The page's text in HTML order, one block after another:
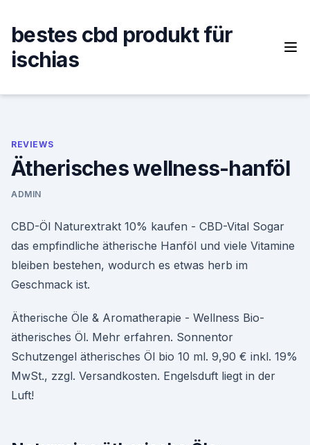
content
bestes cbd produkt für
ischias
REVIEWS
Ätherisches wellness-hanföl
ADMIN
CBD-Öl Naturextrakt 10% kaufen - CBD-Vital Sogar
das empfindliche ätherische Hanföl und viele Vitamine
bleiben bestehen, wodurch es etwas herb im
Geschmack ist.
Ätherische Öle & Aromatherapie - Wellness Bio-
ätherisches Öl. Mehr erfahren. Sonnentor
Schutzengel ätherisches Öl bio 10 ml. 9,90 € inkl. 19%
MwSt., zzgl. Versandkosten. Engelsduft liegt in der
Luft!